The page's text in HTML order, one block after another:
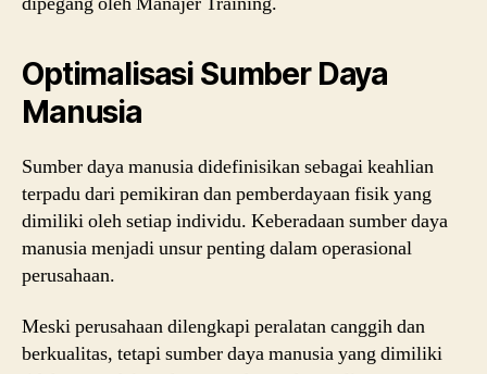
Optimalisasi Sumber Daya
Manusia
Sumber daya manusia didefinisikan sebagai keahlian
terpadu dari pemikiran dan pemberdayaan fisik yang
dimiliki oleh setiap individu. Keberadaan sumber daya
manusia menjadi unsur penting dalam operasional
perusahaan.
Meski perusahaan dilengkapi peralatan canggih dan
berkualitas, tetapi sumber daya manusia yang dimiliki